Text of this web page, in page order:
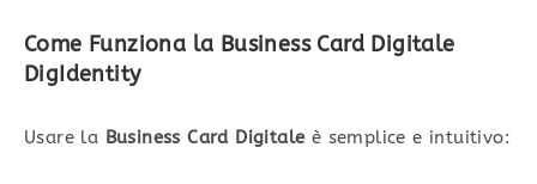
Come Funziona la Business Card Digitale
DigIdentity
Usare la Business Card Digitaleè semplice e intuitivo: